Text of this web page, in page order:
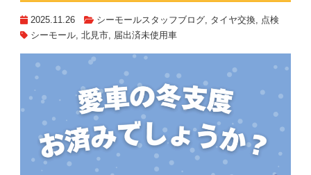
2025.11.26 シーモールスタッフブログ タイヤ交換
点検
シーモール 北見市 届出済未使用車